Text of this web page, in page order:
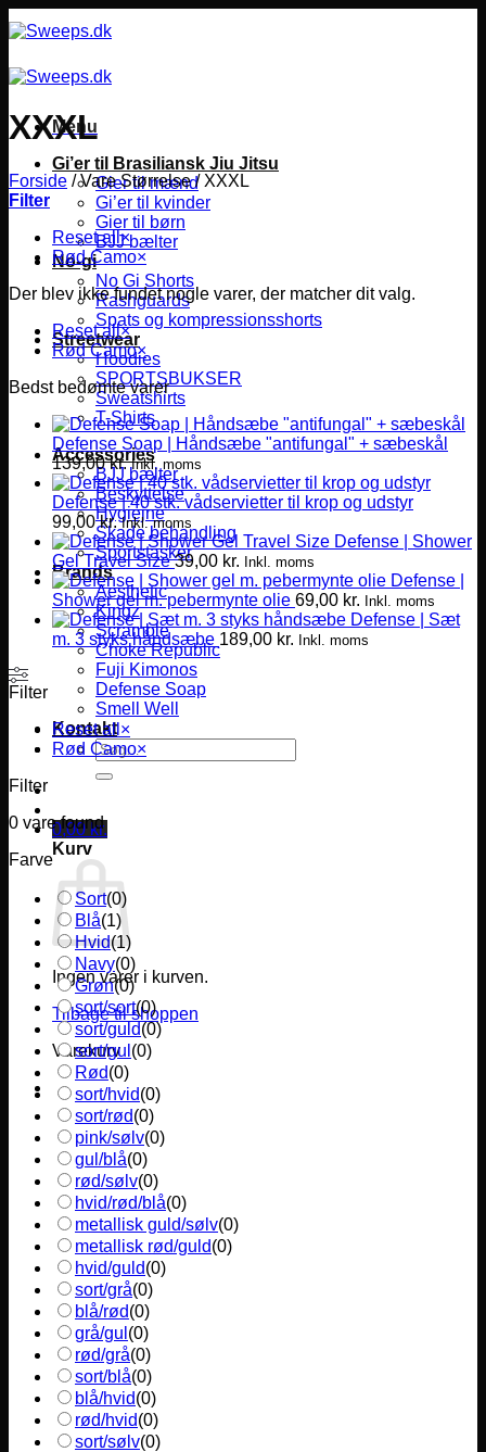
til
Menu
Gi’er til Brasiliansk Jiu Jitsu
Gier til mænd
Gi’er til kvinder
Gier til børn
BJJ bælter
No-gi
No Gi Shorts
Rashguards
Spats og kompressionsshorts
Streetwear
Hoodies
SPORTSBUKSER
Sweatshirts
T-Shirts
Accessories
BJJ bælter
Beskyttelse
Hygiejne
Skade behandling
Sportstasker
Brands
Aesthetic
Kingz
Scramble
Choke Republic
Fuji Kimonos
Defense Soap
Smell Well
Kontakt
Søg
efter:
0,00 kr.
Kurv
Ingen varer i kurven.
Tilbage til shoppen
Varekurv
XXXL
Forside /Vare Størrelse/XXXL
Filter
Reset all×
Rød Camo×
Der blev ikke fundet nogle varer, der matcher dit valg.
Reset all×
Rød Camo×
Bedst bedømte varer
Defense Soap | Håndsæbe "antifungal" + sæbeskål
139,00kr. Inkl. moms
Defense | 40 stk. vådservietter til krop og udstyr
99,00kr. Inkl. moms
Defense | Shower
Gel Travel Size 39,00 kr. Inkl. moms
Defense |
Shower gel m. pebermynte olie 69,00 kr. Inkl. moms
Defense | Sæt
m. 3 styks håndsæbe 189,00 kr. Inkl. moms
Filter
Reset all ×
Rød Camo×
Filter
0 vare found
Farve
Sort(0)
Blå(1)
Hvid(1)
Navy(0)
Grøn(0)
sort/sort(0)
sort/guld(0)
sort/gul (0)
Rød(0)
sort/hvid(0)
sort/rød(0)
pink/sølv(0)
gul/blå(0)
rød/sølv(0)
hvid/rød/blå(0)
metallisk guld/sølv(0)
metallisk rød/guld(0)
hvid/guld(0)
sort/grå(0)
blå/rød(0)
grå/gul (0)
rød/grå(0)
sort/blå(0)
blå/hvid(0)
rød/hvid(0)
sort/sølv(0)